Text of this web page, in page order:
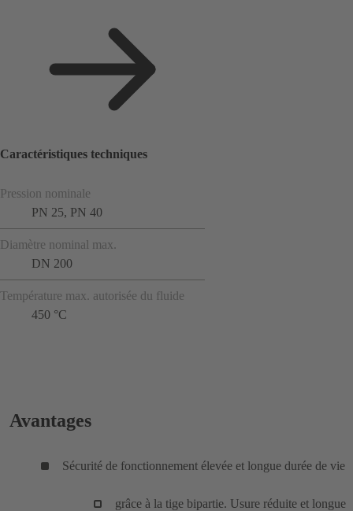
Caractéristiques techniques
Pression nominale
PN 25, PN 40
Diamètre nominal max.
DN 200
Température max. autorisée du fluide
450 °C
Avantages
Sécurité de fonctionnement élevée et longue durée de vie
grâce à la tige bipartie. Usure réduite et longue